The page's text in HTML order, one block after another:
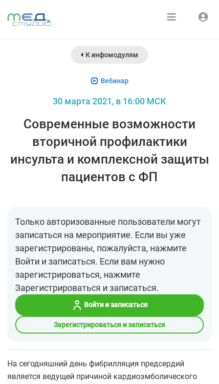
Курсы
Медиатека
Зарегистрироваться
К инфомодулям
Вебинар
30 марта 2021, в 16:00 МСК
Современные возможности
вторичной профилактики
инсульта и комплексной защиты
пациентов с ФП
Только авторизованные пользователи могут
записаться на мероприятие. Если вы уже
зарегистрированы, пожалуйста, нажмите
Войти и записаться. Если вам нужно
зарегистрироваться, нажмите
Зарегистрироваться и записаться.
Войти и записаться
Зарегистрироваться и записаться
На сегодняшний день фибрилляция предсердий
является ведущей причиной кардиоэмболического